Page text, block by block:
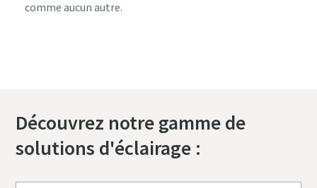
comme aucun autre.
Découvrez notre gamme de
solutions d'éclairage :